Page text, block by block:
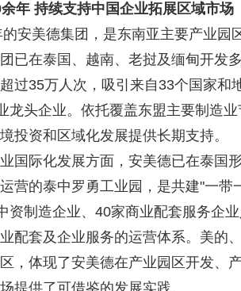
年 持续支持中国企业拓展区域市场
美德集团，是东南亚主要产业园
已在泰国、越南、老挝及缅甸开发
过35万人次，吸引来自33个国家
龙头企业。依托覆盖东盟主要制造
投资和区域化发展提供长期支持。
际化发展方面，安美德已在泰国
营的泰中罗勇工业园，是共建"一
资制造企业、40家商业配套服务企
配套及企业服务的运营体系。美的
，体现了安美德在产业园区开发、
提供了可借鉴的发展实践。